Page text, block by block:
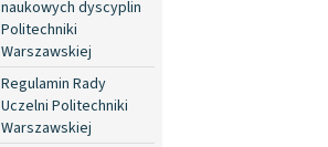
naukowych dyscyplin
Politechniki
Warszawskiej
Regulamin Rady
Uczelni Politechniki
Warszawskiej